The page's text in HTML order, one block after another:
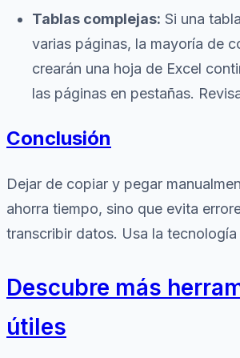
Tablas complejas: Si una
varias páginas, la mayoría de
crearán una hoja de Excel
las páginas en pestañas.
Conclusión
Dejar de copiar y pegar
ahorra tiempo, sino que evita
transcribir datos. Usa la
Descubre más
útiles